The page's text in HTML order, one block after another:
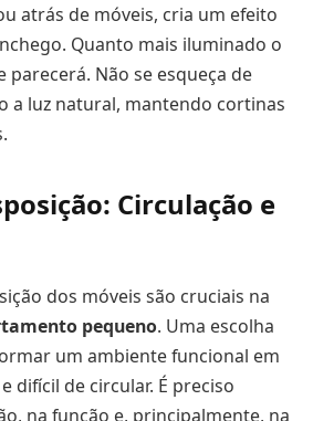
atrás de móveis, cria um efeito
Quanto mais iluminado o
parecerá. Não se esqueça de
a luz natural, mantendo cortinas
Circulação e
dos móveis são cruciais na
pequeno. Uma escolha
um ambiente funcional em
difícil de circular. É preciso
na função e, principalmente, na